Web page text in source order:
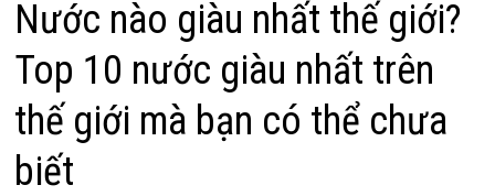
Nước nào giàu nhất thế giới?
Top 10 nước giàu nhất trên
thế giới mà bạn có thể chưa
biết